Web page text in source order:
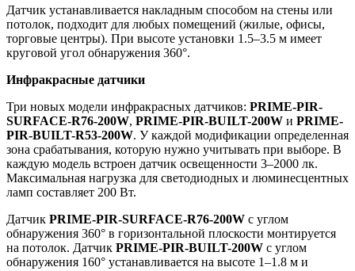
Датчик устанавливается накладным способом на стены или
потолок, подходит для любых помещений (жилые, офисы,
торговые центры). При высоте установки 1.5–3.5 м имеет
круговой угол обнаружения 360°.
Инфракрасные датчики
Три новых модели инфракрасных датчиков: PRIME-PIR-
SURFACE-R76-200W, PRIME-PIR-BUILT-200W и PRIME-
PIR-BUILT-R53-200W. У каждой модификации определенная
зона срабатывания, которую нужно учитывать при выборе. В
каждую модель встроен датчик освещенности 3–2000 лк.
Максимальная нагрузка для светодиодных и люминесцентных
ламп составляет 200 Вт.
Датчик PRIME-PIR-SURFACE-R76-200W с углом
обнаружения 360° в горизонтальной плоскости монтируется
на потолок. Датчик PRIME-PIR-BUILT-200W с углом
обнаружения 160° устанавливается на высоте 1–1.8 м и